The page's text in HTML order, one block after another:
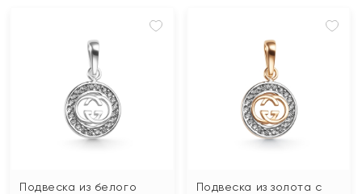
Подвеска из белого
Подвеска из золота с